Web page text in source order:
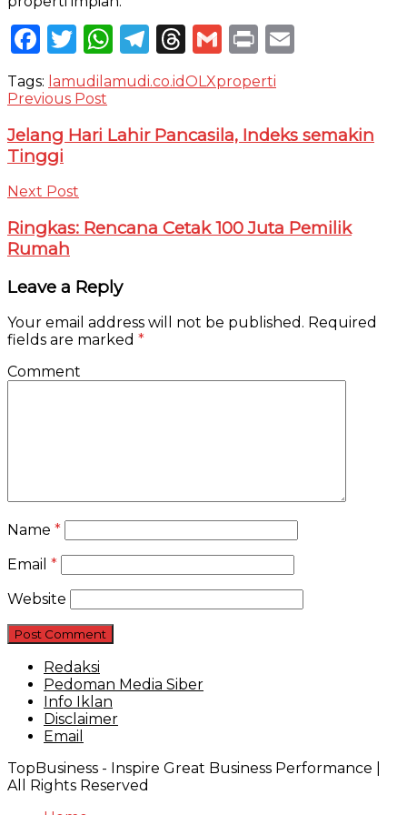
Facebook
Twitter
WhatsApp
Telegram
Threads
Gmail
Print
Tags: lamudi lamudi.co.idOLXproperti
Previous Post
Jelang Hari Lahir Pancasila, Indeks semakin
Tinggi
Next Post
Ringkas: Rencana Cetak 100 Juta Pemilik
Rumah
Leave a Reply
Your email address will not be published. Required
fields are marked *
Comment
Name *
Email *
Website
Redaksi
Pedoman Media Siber
Info Iklan
Disclaimer
Email
TopBusiness - Inspire Great Business Performance |
All Rights Reserved